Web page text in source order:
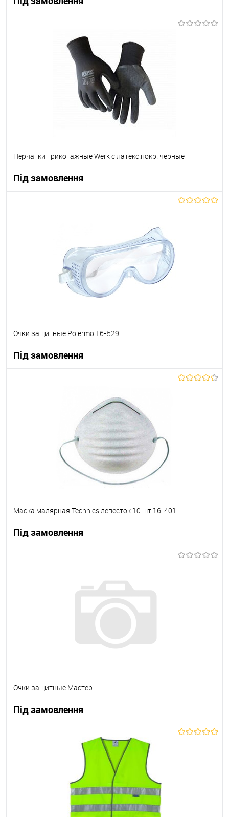
Під замовлення
Перчатки трикотажные Werk с латекс.покр. черные
Під замовлення
Під замовлення
Очки защитные Polermo 16-529
Під замовлення
Під замовлення
Маска малярная Technics лепесток 10 шт 16-401
Під замовлення
Під замовлення
Очки защитные Мастер
Під замовлення
В корзину
Під замовлення